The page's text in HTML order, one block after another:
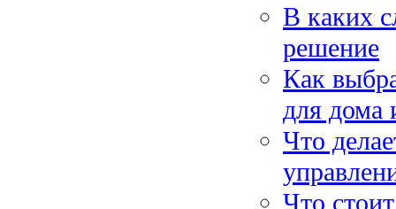
В каких
решение
Как
для
Что
Что